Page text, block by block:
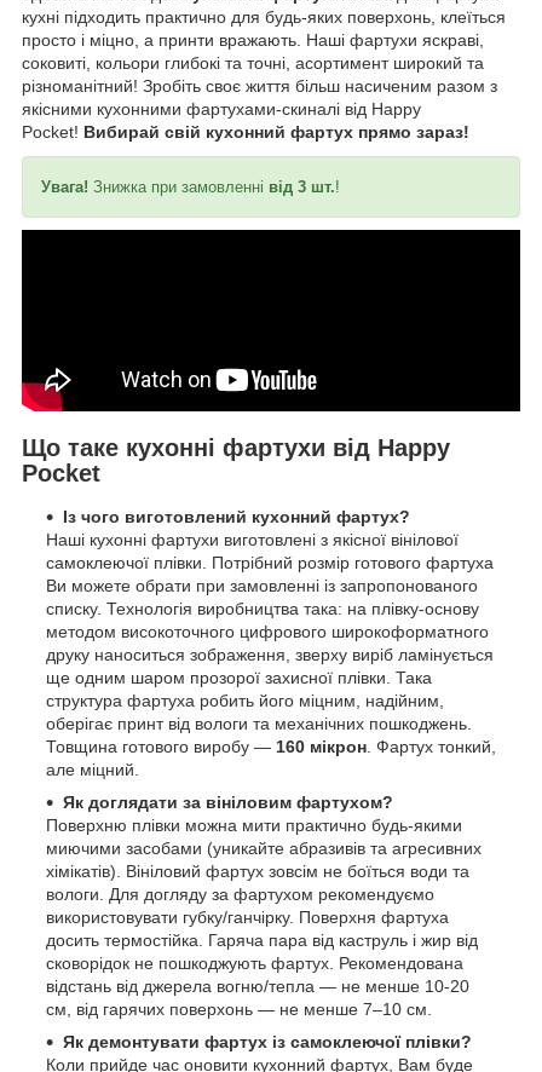
кухні підходить практично для будь-яких поверхонь, клеїться
просто і міцно, а принти вражають. Наші фартухи яскраві,
соковиті, кольори глибокі та точні, асортимент широкий та
різноманітний! Зробіть своє життя більш насиченим разом з
якісними кухонними фартухами-скиналі від Happy
Pocket! Вибирай свій кухонний фартух прямо зараз!
Увага! Знижка при замовленні від 3 шт.!
Що таке кухонні фартухи від Happy
Pocket
Із чого виготовлений кухонний фартух?
Наші кухонні фартухи виготовлені з якісної вінілової
самоклеючої плівки. Потрібний розмір готового фартуха
Ви можете обрати при замовленні із запропонованого
списку. Технологія виробництва така: на плівку-основу
методом високоточного цифрового широкоформатного
друку наноситься зображення, зверху виріб ламінується
ще одним шаром прозорої захисної плівки. Така
структура фартуха робить його міцним, надійним,
оберігає принт від вологи та механічних пошкоджень.
Товщина готового виробу — 160 мікрон . Фартух тонкий,
але міцний.
Як доглядати за вініловим фартухом?
Поверхню плівки можна мити практично будь-якими
миючими засобами (уникайте абразивів та агресивних
хімікатів). Вініловий фартух зовсім не боїться води та
вологи. Для догляду за фартухом рекомендуємо
використовувати губку/ганчірку. Поверхня фартуха
досить термостійка. Гаряча пара від каструль і жир від
сковорідок не пошкоджують фартух. Рекомендована
відстань від джерела вогню/тепла — не менше 10-20
см, від гарячих поверхонь — не менше 7–10 см.
Як демонтувати фартух із самоклеючої плівки?
Коли прийде час оновити кухонний фартух, Вам буде